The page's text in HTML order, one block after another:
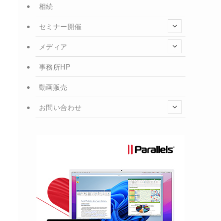
相続
セミナー開催
メディア
事務所HP
動画販売
お問い合わせ